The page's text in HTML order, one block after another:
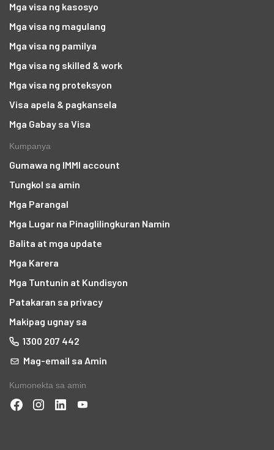
Mga visa ng kasosyo
Mga visa ng magulang
Mga visa ng pamilya
Mga visa ng skilled & work
Mga visa ng proteksyon
Visa apela & pagkansela
Mga Gabay sa Visa
Kumpanya
Gumawa ng IMMI account
Tungkol sa amin
Mga Parangal
Mga Lugar na Pinaglilingkuran Namin
Balita at mga update
Mga Karera
Mga Tuntunin at Kundisyon
Patakaran sa privacy
Makipag ugnay sa
1300 207 442
Mag-email sa Amin
Kumonekta sa amin